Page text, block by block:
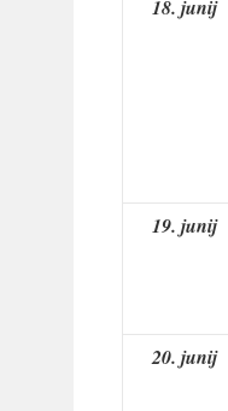
18. junij
19. junij
20. junij